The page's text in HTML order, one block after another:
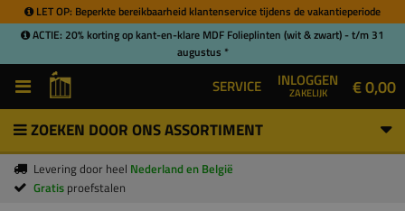
LET OP: Beperkte bereikbaarheid klantenservice tijdens de vakantieperiode
ACTIE: 20% korting op kant-en-klare MDF Folieplinten (wit & zwart) - t/m 31
augustus *
SERVICE INLOGGEN
ZAKELIJK € 0,00
ZOEKEN DOOR ONS ASSORTIMENT
Levering door heel Nederland en België
Gratis proefstalen